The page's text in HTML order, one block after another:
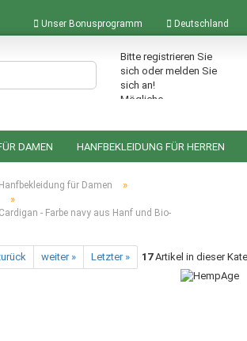
Unser Bonusprogramm Deutschland
Lieferland
Passwort vergessen?
Bitte registrieren Sie
sich oder melden Sie
sich an!
Mögliche
Warenkorb: 0
DAMEN HANFBEKLEIDUNG FÜR HERREN
HANFRUCKSÄCKE
Hanfbekleidung für Damen »
»
- Farbe navy aus Hanf und Bio-
weiter » Letzter » 17Artikel in dieser